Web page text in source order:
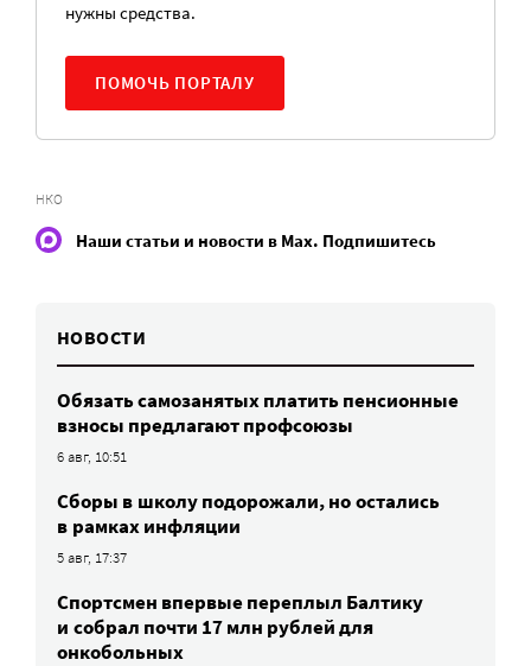
нужны средства.
ПОМОЧЬ ПОРТАЛУ
НКО
Наши статьи и новости в Max. Подпишитесь
НОВОСТИ
Обязать самозанятых платить пенсионные
взносы предлагают профсоюзы
6 авг, 10:51
Сборы в школу подорожали, но остались
в рамках инфляции
5 авг, 17:37
Спортсмен впервые переплыл Балтику
и собрал почти 17 млн рублей для
онкобольных